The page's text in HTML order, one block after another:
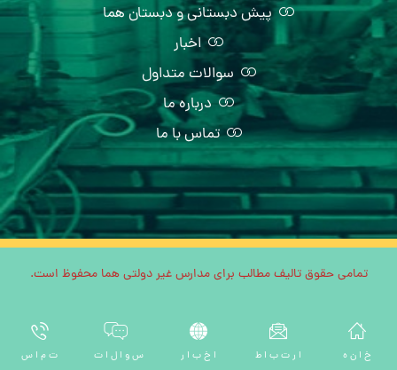
پیش دبستانی و دبستان هما
اخبار
سوالات متداول
درباره ما
تماس با ما
تمامی حقوق تالیف مطالب برای مدارس غیر دولتی هما محفوظ است.
خ ا ن ه ا ر ت ب ا ط ا خ ب ا ر س و ا ل ا ت ت م ا س